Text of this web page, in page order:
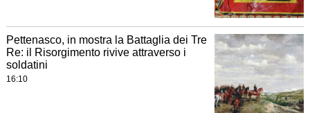
Pettenasco, in mostra la Battaglia dei Tre
Re: il Risorgimento rivive attraverso i
soldatini
16:10